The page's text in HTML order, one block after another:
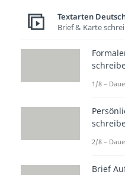
Textarten
Brief & Karte
1/8 –
2/8 –
Brief